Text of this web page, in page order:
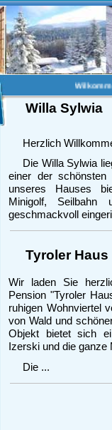
Willa Sylwia
Herzlich
Die Willa Sylwia
einer der
unseres Hauses
Minigolf, Seilbahn
geschmackvoll
Tyroler Haus
Wir laden Sie
Pension "Tyroler
ruhigen Wohnviertel
von Wald und
Objekt bietet sich
Izerski und die ganze
Die ...